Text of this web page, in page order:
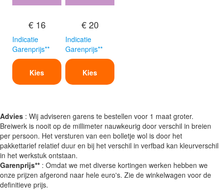
€ 16
Indicatie
Garenprijs**
Kies
€ 20
Indicatie
Garenprijs**
Kies
Advies : Wij adviseren garens te bestellen voor 1 maat groter.
Breiwerk is nooit op de millimeter nauwkeurig door verschil in breien
per persoon. Het versturen van een bolletje wol is door het
pakkettarief relatief duur en bij het verschil in verfbad kan kleurverschil
in het werkstuk ontstaan.
Garenprijs** : Omdat we met diverse kortingen werken hebben we
onze prijzen afgerond naar hele euro's. Zie de winkelwagen voor de
definitieve prijs.